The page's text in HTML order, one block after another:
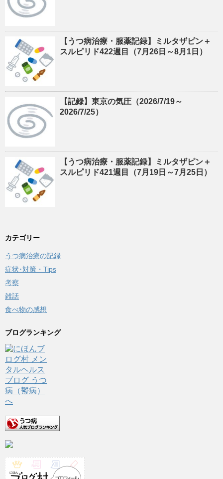
【うつ病治療・服薬記録】ミルタザピン＋
スルピリド422週目（7月26日～8月1日）
【記録】東京の気圧（2026/7/19～
2026/7/25）
【うつ病治療・服薬記録】ミルタザピン＋
スルピリド421週目（7月19日～7月25日）
カテゴリー
うつ病治療の記録
症状･対策・Tips
考察
雑話
食べ物の感想
ブログランキング